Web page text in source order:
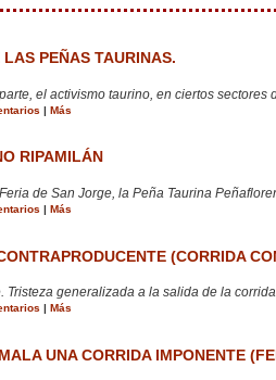
PEÑAS TAURINAS.
el activismo taurino, en ciertos sectores
| Más
RIPAMILÁN
de San Jorge, la Peña Taurina
| Más
(CORRIDA
Tristeza generalizada a la salida de la
| Más
UNA CORRIDA IMPONENTE